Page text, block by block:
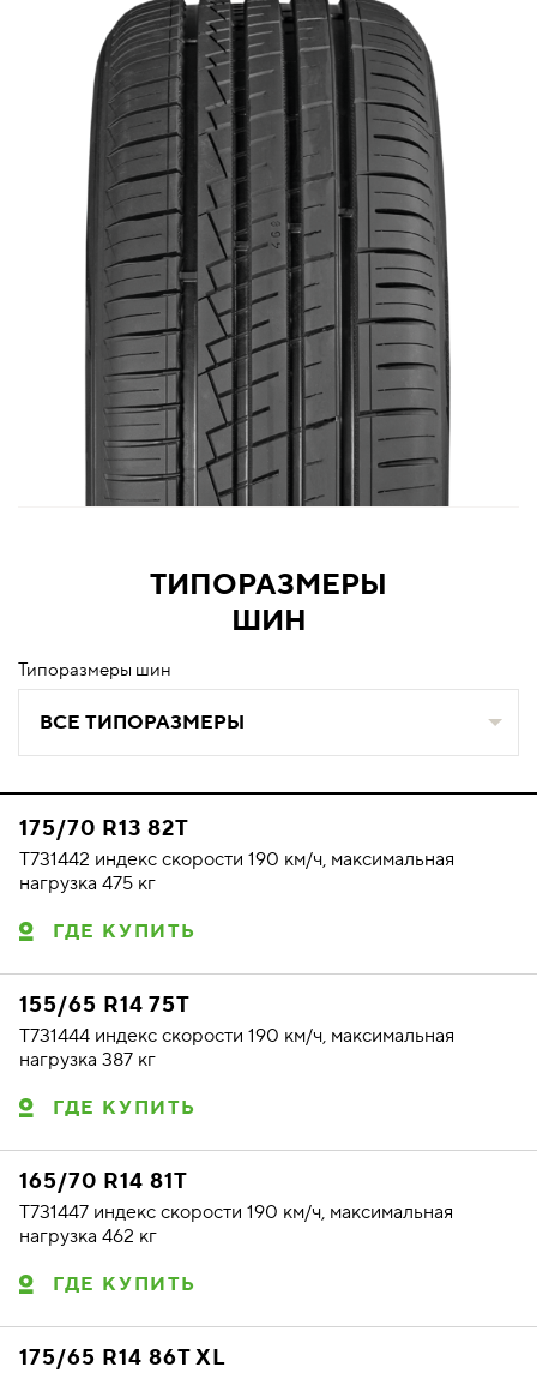
ТИПОРАЗМЕРЫ
ШИН
Типоразмеры шин
ВСЕ ТИПОРАЗМЕРЫ
175/70 R13 82T
T731442 индекс скорости 190 км/ч, максимальная
нагрузка 475 кг
ГДЕ КУПИТЬ
155/65 R14 75T
T731444 индекс скорости 190 км/ч, максимальная
нагрузка 387 кг
ГДЕ КУПИТЬ
165/70 R14 81T
T731447 индекс скорости 190 км/ч, максимальная
нагрузка 462 кг
ГДЕ КУПИТЬ
175/65 R14 86T XL